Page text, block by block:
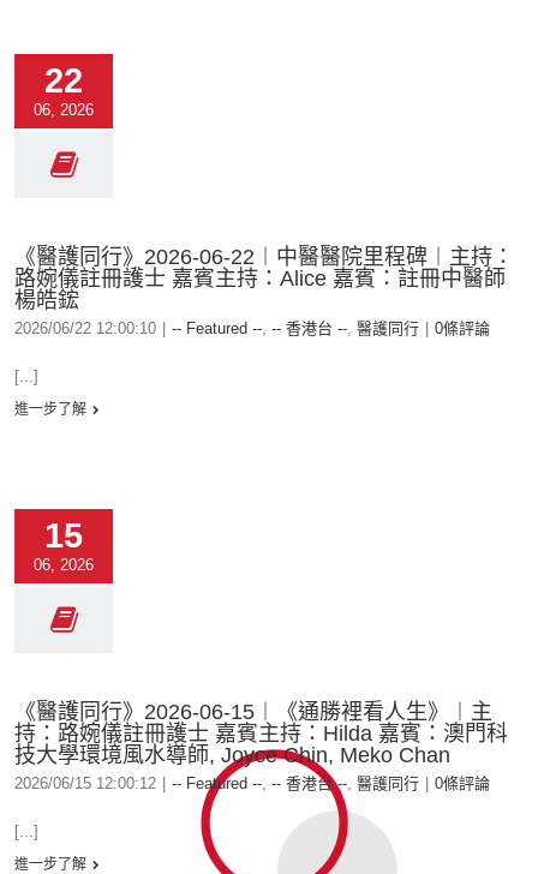
22
06, 2026
《醫護同行》2026-06-22︱中醫醫院里程碑︱主持：
路婉儀註冊護士 嘉賓主持：Alice 嘉賓：註冊中醫師
楊皓鋐
2026/06/22 12:00:10 -- Featured --, -- 香港台 --, 醫護同行 0條評論
[...]
進一步了解
15
06, 2026
《醫護同行》2026-06-15︱《通勝裡看人生》︱主
持：路婉儀註冊護士 嘉賓主持：Hilda 嘉賓：澳門科
技大學環境風水導師, Joyce Chin, Meko Chan
2026/06/15 12:00:12 -- Featured --, -- 香港台 --, 醫護同行 0條評論
[...]
進一步了解